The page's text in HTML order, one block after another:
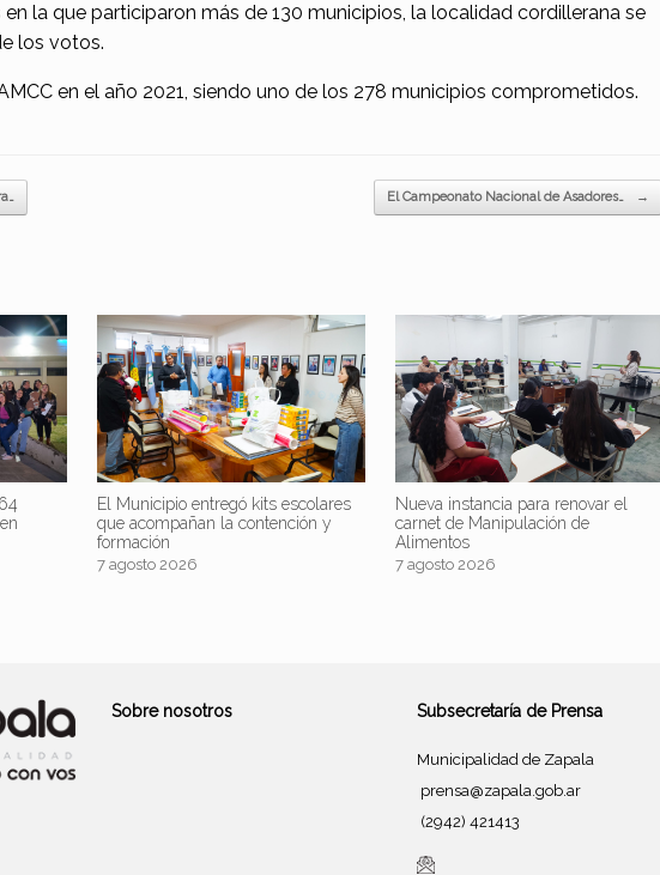
la que participaron más de 130 municipios, la localidad cordillerana se
los votos.
en el año 2021, siendo uno de los 278 municipios comprometidos.
El Campeonato Nacional de Asadores… →
El Municipio entregó kits escolares
que acompañan la contención y
formación
7 agosto 2026
Nueva instancia para renovar el
carnet de Manipulación de
Alimentos
7 agosto 2026
Sobre nosotros Subsecretaría de Prensa
Municipalidad de Zapala
prensa@zapala.gob.ar
(2942) 421413